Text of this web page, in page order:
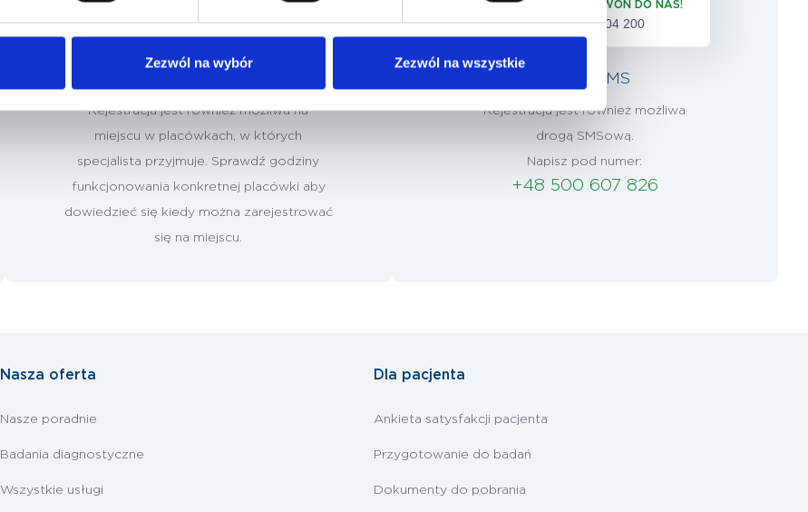
Zezwól na wybór Zezwól na wszystkie
Rejestracja jest również możliwa na
miejscu w placówkach, w których
specjalista przyjmuje. Sprawdź godziny
funkcjonowania konkretnej placówki aby
dowiedzieć się kiedy można zarejestrować
się na miejscu.
Napisz SMS
Rejestracja jest również możliwa
drogą SMSową.
Napisz pod numer:
+48 500 607 826
Nasza oferta
Nasze poradnie
Badania diagnostyczne
Wszystkie usługi
Dla pacjenta
Ankieta satysfakcji pacjenta
Przygotowanie do badań
Dokumenty do pobrania
ZADZWOŃ DO NAS!
61 86 04 200